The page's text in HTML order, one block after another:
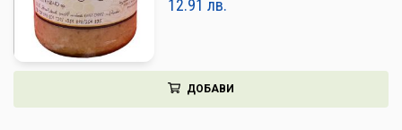
12.91 лв.
ДОБАВИ